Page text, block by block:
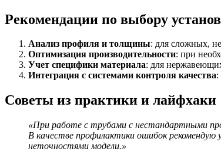
Рекомендации по выбору
Анализ профиля и толщины: для сложных,
Оптимизация производительности: при
Учет специфики материала: для
Интеграция с системами контроля качества:
Советы из практики и лайфхаки
«При работе с трубами с нестандартными
В качестве профилактики ошибок рекомендую
неточностями модели.»